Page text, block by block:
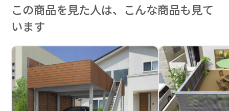
この商品を見た人は、こんな商品も見て
います